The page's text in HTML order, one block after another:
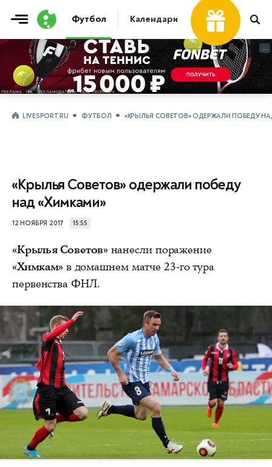
Футбол Календари Таблицы Матчи
...
...
LIVESPORT.RU ФУТБОЛ «КРЫЛЬЯ СОВЕТОВ» ОДЕРЖАЛИ ПОБЕДУ
«Крылья Советов» одержали победу
над «Химками»
12 НОЯБРЯ 2017 15:55
«Крылья Советов»нанесли поражение
«Химкам»в домашнем матче 23-го тура
первенства ФНЛ.